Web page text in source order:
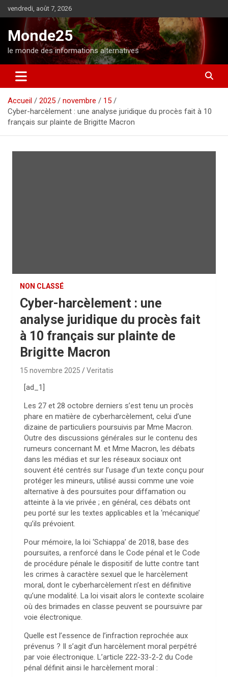
l
o
n
vendredi, août 7, 2026
Monde25
le monde des informations alternatives
Accueil 2025 novembre
15
Cyber-harcèlement : une analyse juridique du procès fait à 10
français sur plainte de Brigitte Macron
NON CLASSÉ
Cyber-harcèlement : une
analyse juridique du procès fait
à 10 français sur plainte de
Brigitte Macron
15 novembre 2025 Veritatis
[ad_1]
Les 27 et 28 octobre derniers s’est tenu un procès
phare en matière de cyberharcèlement, celui d’une
dizaine de particuliers poursuivis par Mme Macron.
Outre des discussions générales sur le contenu des
rumeurs concernant M. et Mme Macron, les débats
dans les médias et sur les réseaux sociaux ont
souvent été centrés sur l’usage d’un texte conçu pour
protéger les mineurs, utilisé aussi comme une voie
alternative à des poursuites pour diffamation ou
atteinte à la vie privée ; en général, ces débats ont
peu porté sur les textes applicables et la ‘mécanique’
qu’ils prévoient.
Pour mémoire, la loi ‘Schiappa’ de 2018, base des
poursuites, a renforcé dans le Code pénal et le Code
de procédure pénale le dispositif de lutte contre tant
les crimes à caractère sexuel que le harcèlement
moral, dont le cyberharcèlement n’est en définitive
qu’une modalité. La loi visait alors le contexte scolaire
où des brimades en classe peuvent se poursuivre par
voie électronique.
Quelle est l’essence de l’infraction reprochée aux
prévenus ? Il s’agit d’un harcèlement moral perpétré
par voie électronique. L’article 222-33-2-2 du Code
pénal définit ainsi le harcèlement moral :